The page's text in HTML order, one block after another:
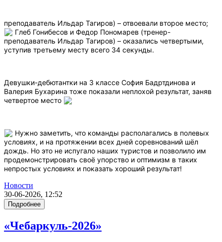
преподаватель Ильдар Тагиров) – отвоевали второе место;
Глеб Гонибесов и Федор Пономарев (тренер-
преподаватель Ильдар Тагиров) – оказались четвертыми,
уступив третьему месту всего 34 секунды.
Девушки-дебютантки на 3 классе София Бадртдинова и
Валерия Бухарина тоже показали неплохой результат, заняв
четвертое место
Нужно заметить, что команды располагались в полевых
условиях, и на протяжении всех дней соревнований шёл
дождь. Но это не испугало наших туристов и позволило им
продемонстрировать своё упорство и оптимизм в таких
непростых условиях и показать хороший результат!
Новости
30-06-2026, 12:52
Подробнее
«Чебаркуль-2026»